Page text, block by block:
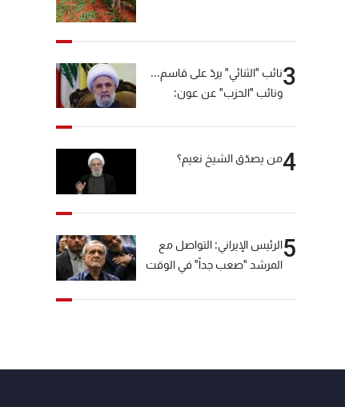
3نائب "الثنائي" يردّ على قاسم...
ونائب "الحزب" عن عون:
4من يصدّق الشيخ نعيم؟
5الرئيس الإيراني: التواصل مع
المرشد "صعب جداً" في الوقت